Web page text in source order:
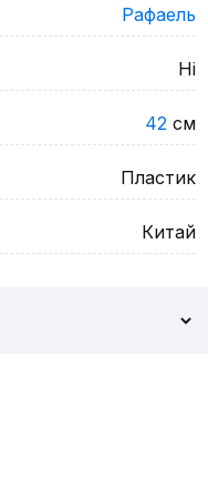
Рафаель
Ні
42 см
Пластик
Китай